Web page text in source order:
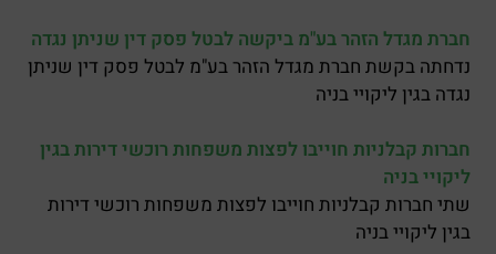
חברת מגדל הזהר בע"מ ביקשה לבטל פסק דין שניתן נגדה
נדחתה בקשת חברת מגדל הזהר בע"מ לבטל פסק דין שניתן
נגדה בגין ליקויי בניה
חברות קבלניות חוייבו לפצות משפחות רוכשי דירות בגין
ליקויי בניה
שתי חברות קבלניות חוייבו לפצות משפחות רוכשי דירות
בגין ליקויי בניה